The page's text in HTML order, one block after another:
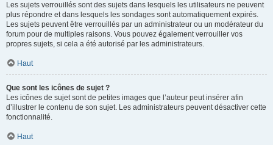
Les sujets verrouillés sont des sujets dans lesquels les utilisateurs ne peuvent
plus répondre et dans lesquels les sondages sont automatiquement expirés.
Les sujets peuvent être verrouillés par un administrateur ou un modérateur du
forum pour de multiples raisons. Vous pouvez également verrouiller vos
propres sujets, si cela a été autorisé par les administrateurs.
Haut
Que sont les icônes de sujet ?
Les icônes de sujet sont de petites images que l’auteur peut insérer afin
d’illustrer le contenu de son sujet. Les administrateurs peuvent désactiver cette
fonctionnalité.
Haut